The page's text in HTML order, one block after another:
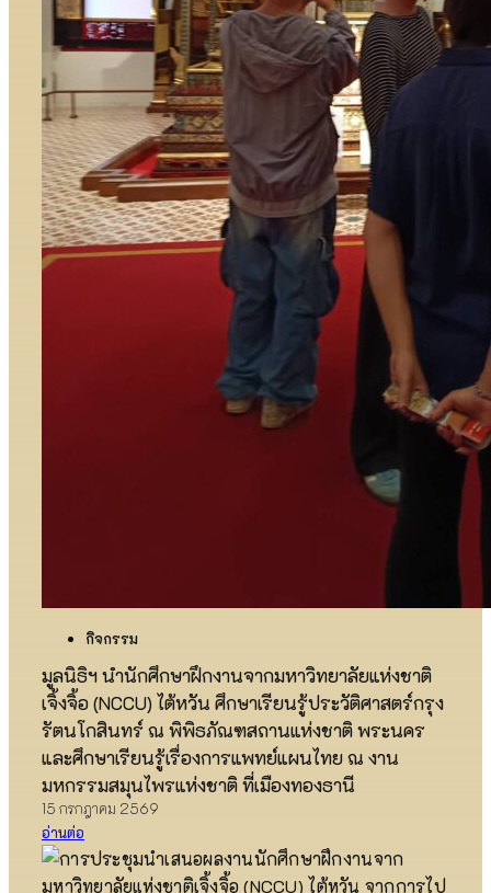
กิจกรรม
มูลนิธิฯ นำนักศึกษาฝึกงานจากมหาวิทยาลัยแห่งชาติ
เจิ้งจิ้อ (NCCU) ไต้หวัน ศึกษาเรียนรู้ประวัติศาสตร์กรุง
รัตนโกสินทร์ ณ พิพิธภัณฑสถานแห่งชาติ พระนคร
และศึกษาเรียนรู้เรื่องการแพทย์แผนไทย ณ งาน
มหกรรมสมุนไพรแห่งชาติ ที่เมืองทองธานี
15 กรกฎาคม 2569
อ่านต่อ